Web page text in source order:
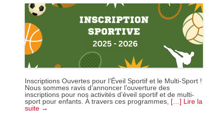
Inscriptions Ouvertes pour l’Éveil Sportif et le Multi-Sport !
Nous sommes ravis d’annoncer l’ouverture des
inscriptions pour nos activités d’éveil sportif et de multi-
sport pour enfants. À travers ces programmes, […] Lire la
suite →